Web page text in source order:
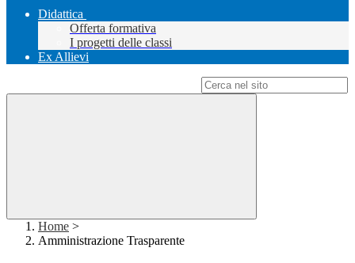
Didattica
Offerta formativa
I progetti delle classi
Ex Allievi
Home >
Amministrazione Trasparente